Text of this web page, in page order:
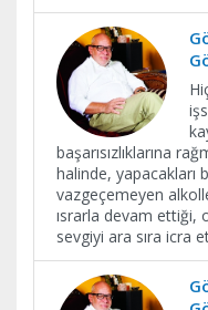
başarısızlıklarına
halinde, yapacakları
vazgeçemeyen
ısrarla devam ettiği,
sevgiyi ara sıra icra